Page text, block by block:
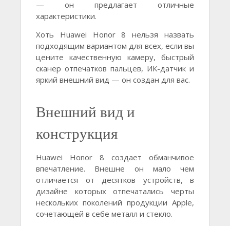
— он предлагает отличные
характеристики.
Хоть Huawei Honor 8 нельзя назвать
подходящим вариантом для всех, если вы
цените качественную камеру, быстрый
сканер отпечатков пальцев, ИК-датчик и
яркий внешний вид — он создан для вас.
Внешний вид и
конструкция
Huawei Honor 8 создает обманчивое
впечатление. Внешне он мало чем
отличается от десятков устройств, в
дизайне которых отпечатались черты
нескольких поколений продукции Apple,
сочетающей в себе металл и стекло.